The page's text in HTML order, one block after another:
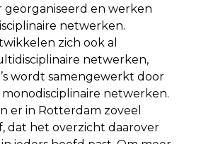
georganiseerd en werken
netwerken.
zich ook al
netwerken,
wordt samengewerkt door
netwerken.
er in Rotterdam zoveel
dat het overzicht daarover